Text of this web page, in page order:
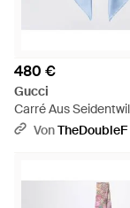
480 €
Gucci
Carré Aus
Print - Blau
VonTheDoubleF